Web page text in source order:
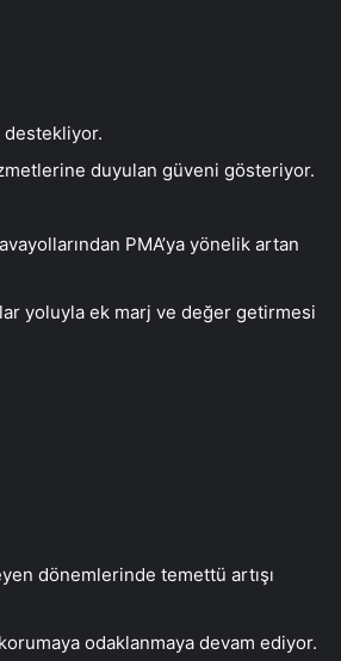
destekliyor.
duyulan güveni gösteriyor.
PMA’ya yönelik artan
yoluyla ek marj ve değer getirmesi
dönemlerinde temettü artışı
odaklanmaya devam ediyor.